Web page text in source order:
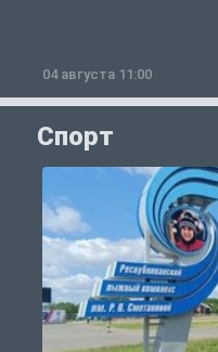
04 августа 11:00
Спорт